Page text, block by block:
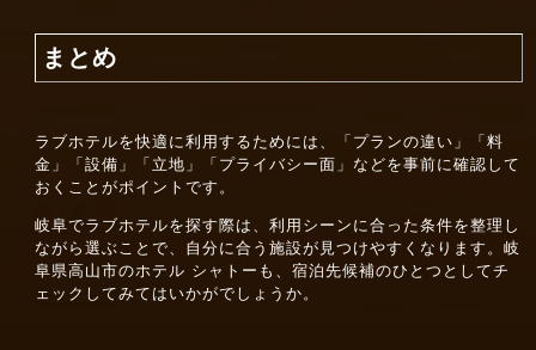
まとめ
ラブホテルを快適に利用するためには、「プランの違い」「料
金」「設備」「立地」「プライバシー面」などを事前に確認して
おくことがポイントです。
岐阜でラブホテルを探す際は、利用シーンに合った条件を整理し
ながら選ぶことで、自分に合う施設が見つけやすくなります。岐
阜県高山市のホテル シャトーも、宿泊先候補のひとつとしてチ
ェックしてみてはいかがでしょうか。